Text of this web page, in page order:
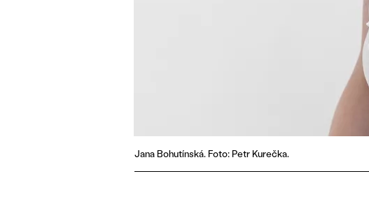
Jana Bohutínská. Foto: Petr Kurečka.